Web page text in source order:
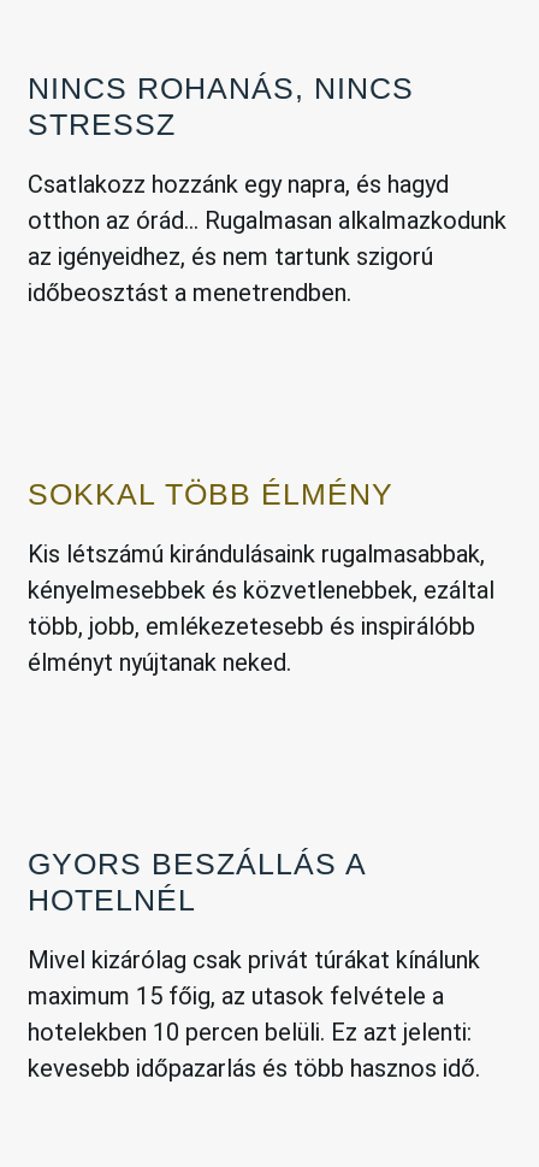
NINCS ROHANÁS, NINCS
STRESSZ
Csatlakozz hozzánk egy napra, és hagyd
otthon az órád... Rugalmasan alkalmazkodunk
az igényeidhez, és nem tartunk szigorú
időbeosztást a menetrendben.
SOKKAL TÖBB ÉLMÉNY
Kis létszámú kirándulásaink rugalmasabbak,
kényelmesebbek és közvetlenebbek, ezáltal
több, jobb, emlékezetesebb és inspirálóbb
élményt nyújtanak neked.
GYORS BESZÁLLÁS A
HOTELNÉL
Mivel kizárólag csak privát túrákat kínálunk
maximum 15 főig, az utasok felvétele a
hotelekben 10 percen belüli. Ez azt jelenti:
kevesebb időpazarlás és több hasznos idő.